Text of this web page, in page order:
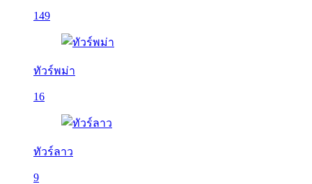
149
ทัวร์พม่า
16
ทัวร์ลาว
9